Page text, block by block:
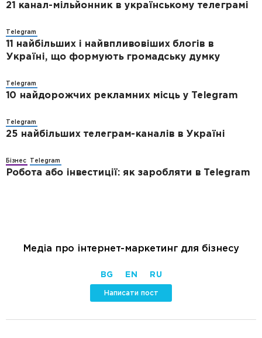
21 канал-мільйонник в українському телеграмі
Telegram
11 найбільших і найвпливовіших блогів в
Україні, що формують громадську думку
Telegram
10 найдорожчих рекламних місць у Telegram
Telegram
25 найбільших телеграм-каналів в Україні
Бізнес Telegram
Робота або інвестиції: як заробляти в Telegram
Медіа про інтернет-маркетинг для бізнесу
BG EN RU
Написати пост